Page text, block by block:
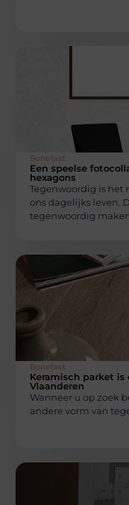
Bonefast
Een speelse
hexagons
Tegenwoordig is het
ons dagelijks leven.
tegenwoordig
Bonefast
Keramisch parket
Vlaanderen
Wanneer u op zoek
andere vorm van